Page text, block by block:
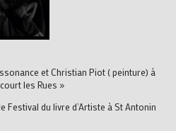
et Christian Piot ( peinture) à
les Rues »
Festival du livre d’Artiste à St Antonin